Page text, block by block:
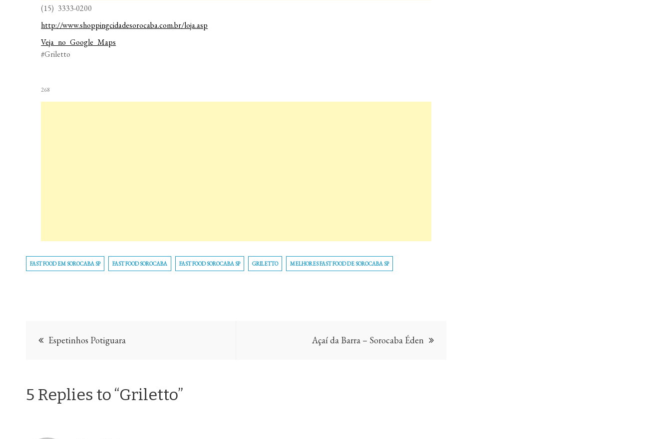
(15) 3333-0200
http://www.shoppingcidadesorocaba.com.br/loja.asp
Veja no Google Maps
#Griletto
268
FAST FOOD EM SOROCABA SP FAST FOOD SOROCABA FAST FOOD SOROCABA SP GRILETTO MELHORES FAST FOOD DE SOROCABA SP
Navegação
Post
Espetinhos Potiguara Açaí da Barra – Sorocaba Éden
5 Replies to “Griletto”